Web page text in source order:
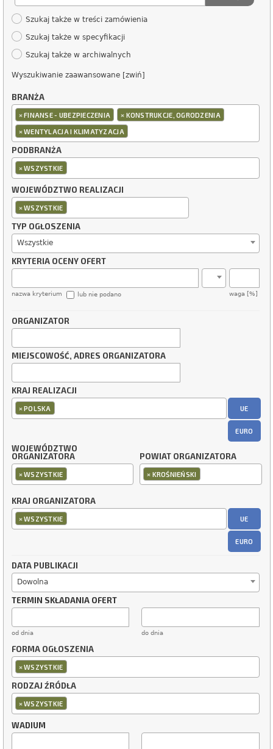
Szukaj także w treści zamówienia
Szukaj także w specyfikacji
Szukaj także w archiwalnych
Wyszukiwanie zaawansowane [zwiń]
BRANŻA
×FINANSE - UBEZPIECZENIA × KONSTRUKCJE, OGRODZENIA
×WENTYLACJA I KLIMATYZACJA
PODBRANŻA
×WSZYSTKIE
WOJEWÓDZTWO REALIZACJI
×WSZYSTKIE
TYP OGŁOSZENIA
Wszystkie
KRYTERIA OCENY OFERT
nazwa kryterium waga [%]
lub nie podano
ORGANIZATOR
MIEJSCOWOŚĆ, ADRES ORGANIZATORA
KRAJ REALIZACJI
×POLSKA UE
EURO
WOJEWÓDZTWO
ORGANIZATORA
×WSZYSTKIE
POWIAT ORGANIZATORA
× KROŚNIEŃSKI
KRAJ ORGANIZATORA
×WSZYSTKIE UE
EURO
DATA PUBLIKACJI
Dowolna
TERMIN SKŁADANIA OFERT
od dnia do dnia
FORMA OGŁOSZENIA
×WSZYSTKIE
RODZAJ ŹRÓDŁA
×WSZYSTKIE
WADIUM